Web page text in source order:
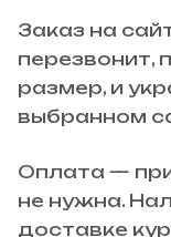
Заказ на
перезвонит,
размер, и
выбранном
Оплата —
не нужна.
доставке